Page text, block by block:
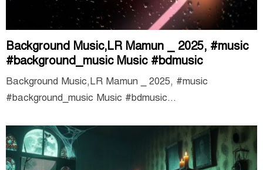
Background Music,LR Mamun _ 2025, #music
#background_music Music #bdmusic
Background Music,LR Mamun _ 2025, #music
#background_music Music #bdmusic...